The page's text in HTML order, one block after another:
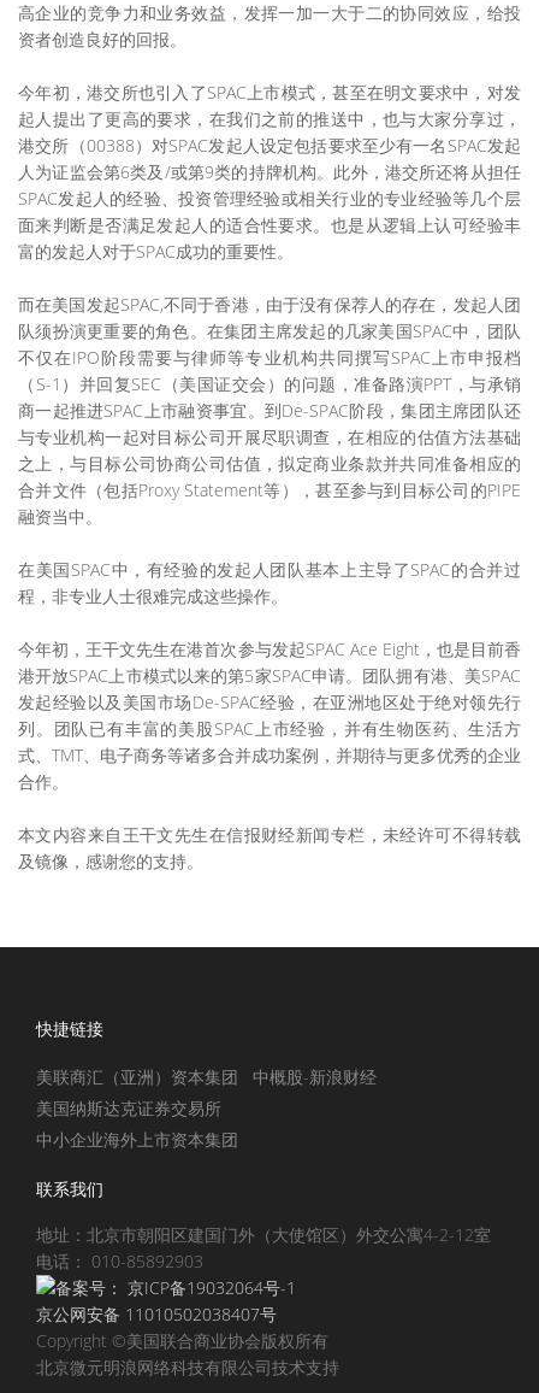
高企业的竞争力和业务效益，发挥一加一大于二的协同效应，给投
资者创造良好的回报。
今年初，港交所也引入了SPAC上市模式，甚至在明文要求中，对发
起人提出了更高的要求，在我们之前的推送中，也与大家分享过，
港交所（00388）对SPAC发起人设定包括要求至少有一名SPAC发起
人为证监会第6类及/或第9类的持牌机构。此外，港交所还将从担任
SPAC发起人的经验、投资管理经验或相关行业的专业经验等几个层
面来判断是否满足发起人的适合性要求。也是从逻辑上认可经验丰
富的发起人对于SPAC成功的重要性。
而在美国发起SPAC,不同于香港，由于没有保荐人的存在，发起人团
队须扮演更重要的角色。在集团主席发起的几家美国SPAC中，团队
不仅在IPO阶段需要与律师等专业机构共同撰写SPAC上市申报档
（S-1）并回复SEC（美国证交会）的问题，准备路演PPT，与承销
商一起推进SPAC上市融资事宜。到De-SPAC阶段，集团主席团队还
与专业机构一起对目标公司开展尽职调查，在相应的估值方法基础
之上，与目标公司协商公司估值，拟定商业条款并共同准备相应的
合并文件（包括Proxy Statement等），甚至参与到目标公司的PIPE
融资当中。
在美国SPAC中，有经验的发起人团队基本上主导了SPAC的合并过
程，非专业人士很难完成这些操作。
今年初，王干文先生在港首次参与发起SPAC Ace Eight，也是目前香
港开放SPAC上市模式以来的第5家SPAC申请。团队拥有港、美SPAC
发起经验以及美国市场De-SPAC经验，在亚洲地区处于绝对领先行
列。团队已有丰富的美股SPAC上市经验，并有生物医药、生活方
式、TMT、电子商务等诸多合并成功案例，并期待与更多优秀的企业
合作。
本文内容来自王干文先生在信报财经新闻专栏，未经许可不得转载
及镜像，感谢您的支持。
快捷链接
美联商汇（亚洲）资本集团
中概股-新浪财经
美国纳斯达克证券交易所
中小企业海外上市资本集团
联系我们
地址：北京市朝阳区建国门外（大使馆区）外交公寓4-2-12室
电话： 010-85892903
备案号： 京ICP备19032064号-1
京公网安备 11010502038407号
Copyright ©美国联合商业协会版权所有
北京微元明浪网络科技有限公司技术支持